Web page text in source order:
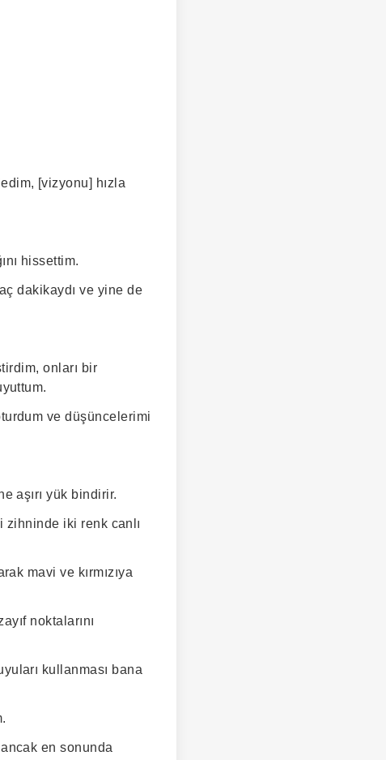
[vizyonu] hızla
hissettim.
dakikaydı ve yine de
onları bir
ve düşüncelerimi
aşırı yük bindirir.
iki renk canlı
mavi ve kırmızıya
noktalarını
kullanması bana
en sonunda